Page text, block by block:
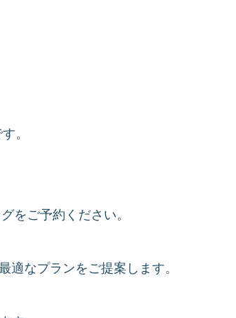
。
をご予約ください。
適なプランをご提案します。